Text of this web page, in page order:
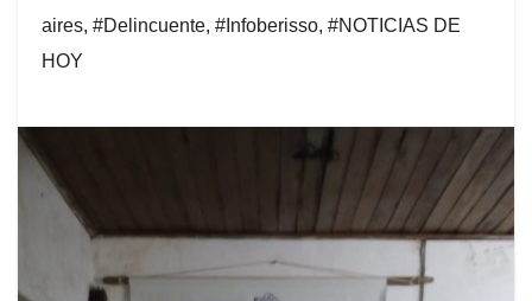
aires, #Delincuente, #Infoberisso, #NOTICIAS DE
HOY